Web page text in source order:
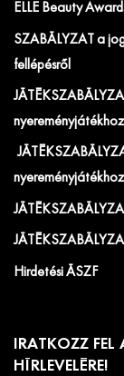
ELLE Beauty
SZABÁLYZAT a
fellépésről
nyereményjátékhoz
nyereményjátékhoz
Hirdetési ÁSZF
IRATKOZZ FEL
HÍRLEVELÉRE!